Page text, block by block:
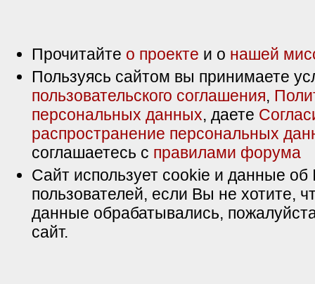
Прочитайте о проекте и о нашей
Пользуясь сайтом вы принимаете
пользовательского соглашения,
персональных данных, даете
распространение персональных
соглашаетесь с правилами форума
Сайт использует cookie и данные об
пользователей, если Вы не хотите,
данные обрабатывались,
сайт.